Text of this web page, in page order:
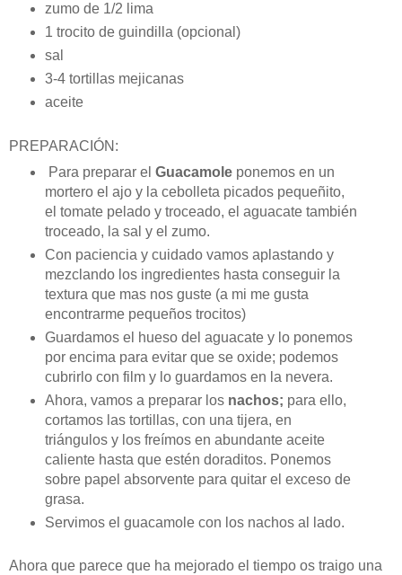
zumo de 1/2 lima
1 trocito de guindilla (opcional)
sal
3-4 tortillas mejicanas
aceite
PREPARACIÓN:
Para preparar el Guacamoleponemos en un
mortero el ajo y la cebolleta picados pequeñito,
el tomate pelado y troceado, el aguacate también
troceado, la sal y el zumo.
Con paciencia y cuidado vamos aplastando y
mezclando los ingredientes hasta conseguir la
textura que mas nos guste (a mi me gusta
encontrarme pequeños trocitos)
Guardamos el hueso del aguacate y lo ponemos
por encima para evitar que se oxide; podemos
cubrirlo con film y lo guardamos en la nevera.
Ahora, vamos a preparar los nachos; para ello,
cortamos las tortillas, con una tijera, en
triángulos y los freímos en abundante aceite
caliente hasta que estén doraditos. Ponemos
sobre papel absorvente para quitar el exceso de
grasa.
Servimos el guacamole con los nachos al lado.
Ahora que parece que ha mejorado el tiempo os traigo una